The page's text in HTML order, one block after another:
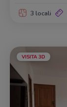
3 locali
VISITA 3D